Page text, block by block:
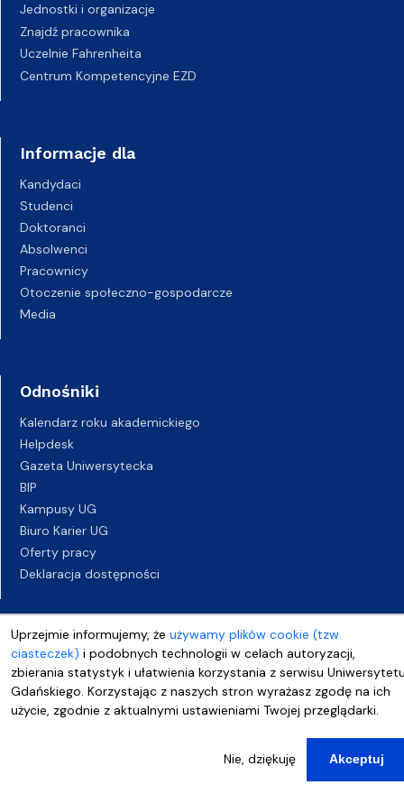
Uprzejmie informujemy, że używamy plików cookie (tzw.
ciasteczek) i podobnych technologii w celach autoryzacji,
zbierania statystyk i ułatwienia korzystania z serwisu
Gdańskiego. Korzystając z naszych stron wyrażasz zgodę na ich
użycie, zgodnie z aktualnymi ustawieniami Twojej przeglądarki.
Nie, dziękuję Akceptuj
Jednostki i organizacje
Znajdź pracownika
Uczelnie Fahrenheita
Centrum Kompetencyjne EZD
Informacje dla
Kandydaci
Studenci
Doktoranci
Absolwenci
Pracownicy
Otoczenie społeczno-gospodarcze
Media
Odnośniki
Kalendarz roku akademickiego
Helpdesk
Gazeta Uniwersytecka
BIP
Kampusy UG
Biuro Karier UG
Oferty pracy
Deklaracja dostępności